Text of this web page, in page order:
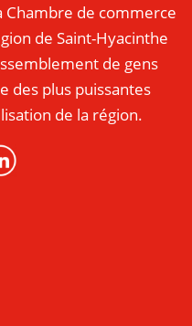
Chambre de commerce
de Saint-Hyacinthe
de gens
des plus puissantes
de la région.